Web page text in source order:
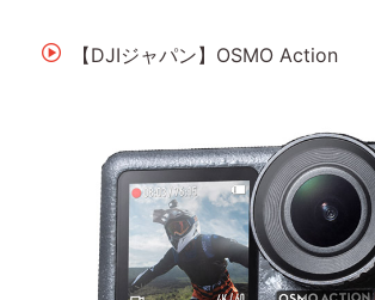
【DJIジャパン】OSMO Action